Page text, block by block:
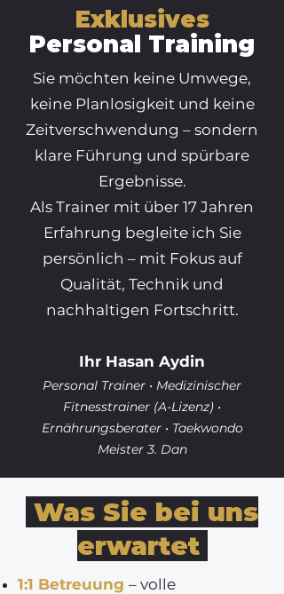
Exklusives
Personal Training
Sie möchten keine Umwege,
keine Planlosigkeit und keine
Zeitverschwendung – sondern
klare Führung und spürbare
Ergebnisse.
Als Trainer mit über 17 Jahren
Erfahrung begleite ich Sie
persönlich – mit Fokus auf
Qualität, Technik und
nachhaltigen Fortschritt.
Ihr Hasan Aydin
Personal Trainer • Medizinischer
Fitnesstrainer (A-Lizenz) •
Ernährungsberater • Taekwondo
Meister 3. Dan
Was Sie bei uns
erwartet
1:1 Betreuung – volle